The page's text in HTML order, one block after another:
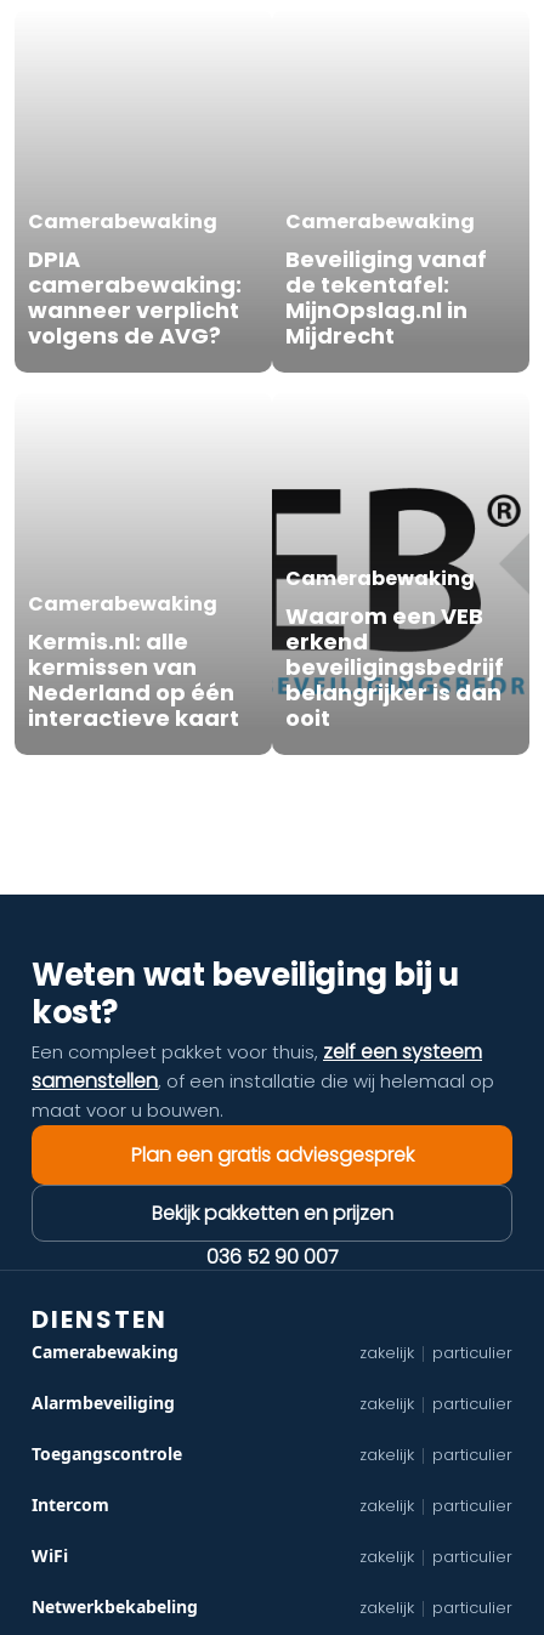
Camerabewaking
DPIA
camerabewaking:
wanneer verplicht
volgens de AVG?
Camerabewaking
Beveiliging vanaf
de tekentafel:
MijnOpslag.nl in
Mijdrecht
Camerabewaking
Kermis.nl: alle
kermissen van
Nederland op één
interactieve kaart
Camerabewaking
Waarom een VEB
erkend
beveiligingsbedrijf
belangrijker is dan
ooit
Weten wat beveiliging bij u
kost?
Een compleet pakket voor thuis, zelf een systeem
samenstellen, of een installatie die wij helemaal op
maat voor u bouwen.
Plan een gratis adviesgesprek
Bekijk pakketten en prijzen
036 52 90 007
DIENSTEN
Camerabewaking zakelijk | particulier
Alarmbeveiliging zakelijk | particulier
Toegangscontrole zakelijk | particulier
Intercom zakelijk | particulier
WiFi zakelijk | particulier
Netwerkbekabeling zakelijk | particulier